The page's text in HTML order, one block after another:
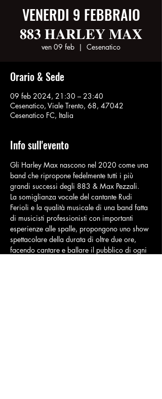
VENERDI 9 FEBBRAIO
𝟖𝟖𝟑 𝐇𝐀𝐑𝐋𝐄𝐘 𝐌𝐀𝐗
ven 09 feb
  |
Cesenatico
Orario & Sede
09 feb 2024, 21:30 – 23:40
Cesenatico, Viale Trento, 68, 47042
Cesenatico FC, Italia
Info sull'evento
Gli Harley Max nascono nel 2020 come una
band che ripropone fedelmente tutti i più
grandi successi degli 883 & Max Pezzali.
La somiglianza vocale del cantante Rudi
Ferioli e la qualità musicale di una band fatta
di musicisti professionisti con importanti
esperienze alle spalle, propongono uno show
spettacolare della durata di oltre due ore,
facendo cantare e ballare il pubblico di ogni